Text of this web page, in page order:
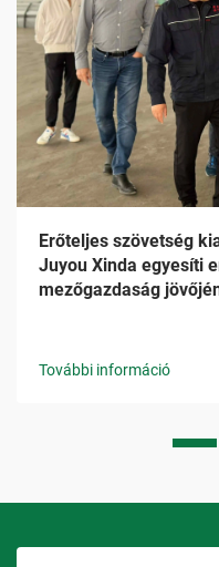
Erőteljes szövetség
Juyou Xinda egyesíti
mezőgazdaság
További információ